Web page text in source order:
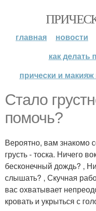
главная новости
как делать
прически и
Стало
помочь?
Вероятно, вам знакомо
грусть - тоска. Ничего
бесконечный дождь? ,
слышать? , Скучная
вас охватывает
кровать и укрыться с